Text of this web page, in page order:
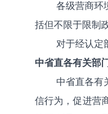
各级营商环
括但不限于限制
对于经认定
中省直各有关部
中省直各有
信行为，促进营